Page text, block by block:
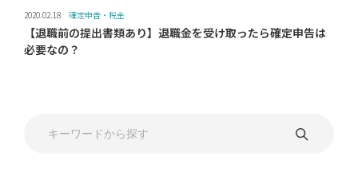
2020.02.18 確定申告・税金
【退職前の提出書類あり】退職金を受け取ったら確定申告は
必要なの？